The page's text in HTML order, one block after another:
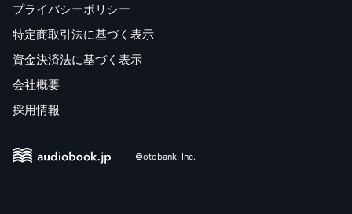
プライバシーポリシー
特定商取引法に基づく表示
資金決済法に基づく表示
会社概要
採用情報
©otobank, Inc.